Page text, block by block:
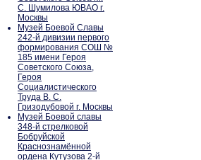
С. Шумилова ЮВАО г.
Москвы
Музей Боевой Славы
242-й дивизии первого
формирования СОШ №
185 имени Героя
Советского Союза,
Героя
Социалистического
Труда В. С.
Гризодубовой г. Москвы
Музей Боевой славы
348-й стрелковой
Бобруйской
Краснознамённой
ордена Кутузова 2-й